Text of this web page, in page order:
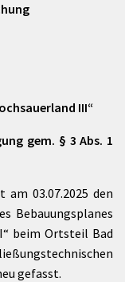
III“
gem. § 3 Abs. 1
03.07.2025 den
Bebauungsplanes
beim Ortsteil Bad
gefasst.